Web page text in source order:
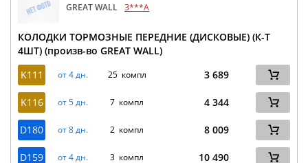
GREAT WALL 3***A
КОЛОДКИ ТОРМОЗНЫЕ ПЕРЕДНИЕ (ДИСКОВЫЕ) (К-Т
4ШТ) (произв-во GREAT WALL)
K111
от 4 дн. 25 компл 3 689
K116 от 5 дн. 7 компл 4 344
D180 от 8 дн. 2 компл 8 009
D159 от 4 дн. 3 компл 10 490